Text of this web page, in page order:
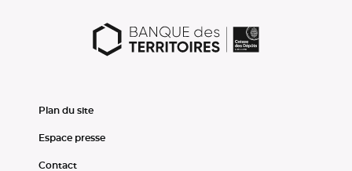
Plan du site
Espace presse
Contact